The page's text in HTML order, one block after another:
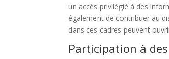
un accès privilégié à des
également de contribuer au
dans ces cadres peuvent
Participation à